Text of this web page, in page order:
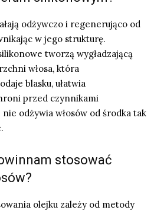
odżywczo i regenerująco od
w jego strukturę.
tworzą wygładzającą
włosa, która
blasku, ułatwia
przed czynnikami
odżywia włosów od środka tak
stosować
olejku zależy od metody